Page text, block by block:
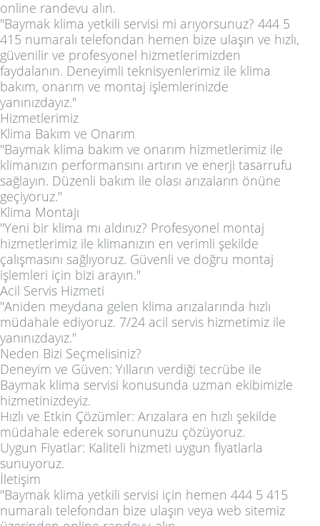
online randevu alın.
"Baymak klima yetkili servisi mi arıyorsunuz? 444 5
415 numaralı telefondan hemen bize ulaşın ve hızlı,
güvenilir ve profesyonel hizmetlerimizden
faydalanın. Deneyimli teknisyenlerimiz ile klima
bakım, onarım ve montaj işlemlerinizde
yanınızdayız."
Hizmetlerimiz
Klima Bakım ve Onarım
"Baymak klima bakım ve onarım hizmetlerimiz ile
klimanızın performansını artırın ve enerji tasarrufu
sağlayın. Düzenli bakım ile olası arızaların önüne
geçiyoruz."
Klima Montajı
"Yeni bir klima mı aldınız? Profesyonel montaj
hizmetlerimiz ile klimanızın en verimli şekilde
çalışmasını sağlıyoruz. Güvenli ve doğru montaj
işlemleri için bizi arayın."
Acil Servis Hizmeti
"Aniden meydana gelen klima arızalarında hızlı
müdahale ediyoruz. 7/24 acil servis hizmetimiz ile
yanınızdayız."
Neden Bizi Seçmelisiniz?
Deneyim ve Güven: Yılların verdiği tecrübe ile
Baymak klima servisi konusunda uzman ekibimizle
hizmetinizdeyiz.
Hızlı ve Etkin Çözümler: Arızalara en hızlı şekilde
müdahale ederek sorununuzu çözüyoruz.
Uygun Fiyatlar: Kaliteli hizmeti uygun fiyatlarla
sunuyoruz.
İletişim
"Baymak klima yetkili servisi için hemen 444 5 415
numaralı telefondan bize ulaşın veya web sitemiz